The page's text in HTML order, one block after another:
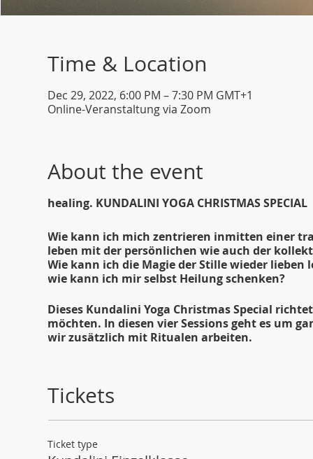
Time & Location
Dec 29, 2022, 6:00 PM – 7:30 PM GMT+1
Online-Veranstaltung via Zoom
About the event
healing. KUNDALINI YOGA CHRISTMAS SPECIAL
Wie kann ich mich zentrieren inmitten einer
leben mit der persönlichen wie auch der
Wie kann ich die Magie der Stille wieder
wie kann ich mir selbst Heilung schenken?
Dieses Kundalini Yoga Christmas Special
möchten. In diesen vier Sessions geht es um
wir zusätzlich mit Ritualen arbeiten.
Dienstag, 27. Dezember 2022 ~ 18.00 - 20.00 Uhr
Donnerstag, 29. Dezember 2022 ~ 18.00 ~ 19.30
Freitag, 30. Dezember 2022 ~ 18.00 ~ 20.00 Uhr
Kundalini Yoga ist die Autobahn zu deinem
Tickets
Ticket type